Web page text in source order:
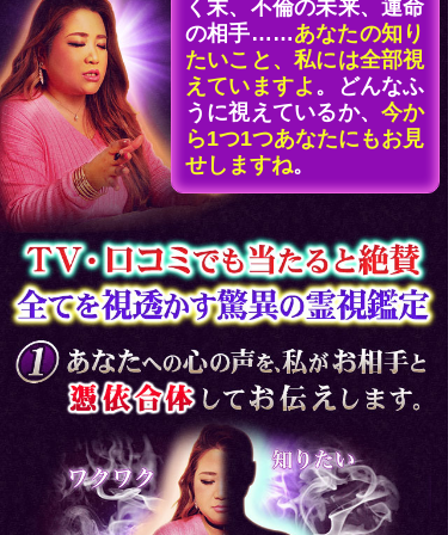
く末、不倫の未来、運命
の相手……あなたの知り
たいこと、私には全部視
えていますよ 。どんなふ
うに視えているか、 今か
ら1つ1つあなたにもお見
せしますね。